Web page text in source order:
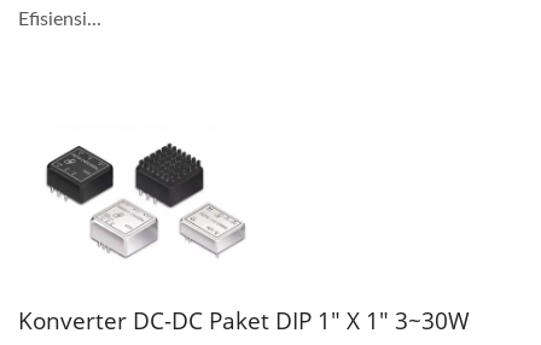
Efisiensi...
Konverter DC-DC Paket DIP 1" X 1" 3~30W